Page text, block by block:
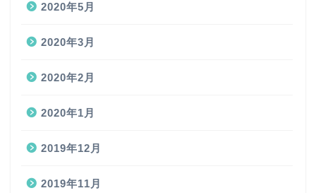
2020年5月
2020年3月
2020年2月
2020年1月
2019年12月
2019年11月